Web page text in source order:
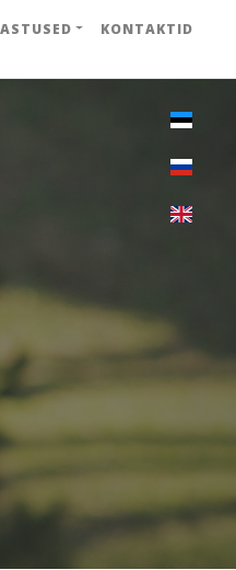
KONTAKTID